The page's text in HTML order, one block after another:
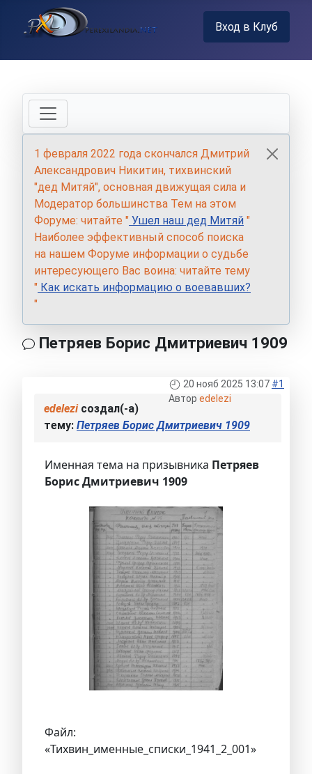
Вход в Клуб
1 февраля 2022 года скончался Дмитрий
Александрович Никитин, тихвинский
"дед Митяй", основная движущая сила и
Модератор большинства Тем на этом
Форуме: читайте " Ушел наш дед Митяй "
Наиболее эффективный способ поиска
на нашем Форуме информации о судьбе
интересующего Вас воина: читайте тему
" Как искать информацию о воевавших?
"
Петряев Борис Дмитриевич 1909
20 нояб 2025 13:07 #1
Автор edelezi
edeleziсоздал(-а)
тему: Петряев Борис Дмитриевич 1909
Именная тема на призывника Петряев
Борис Дмитриевич 1909
Файл:
«Тихвин_именные_списки_1941_2_001»